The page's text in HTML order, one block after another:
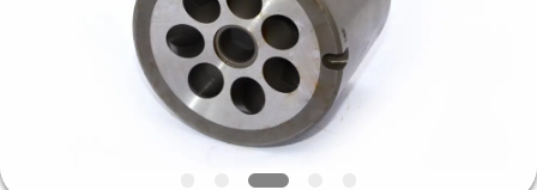
ПРОДУКТЫ